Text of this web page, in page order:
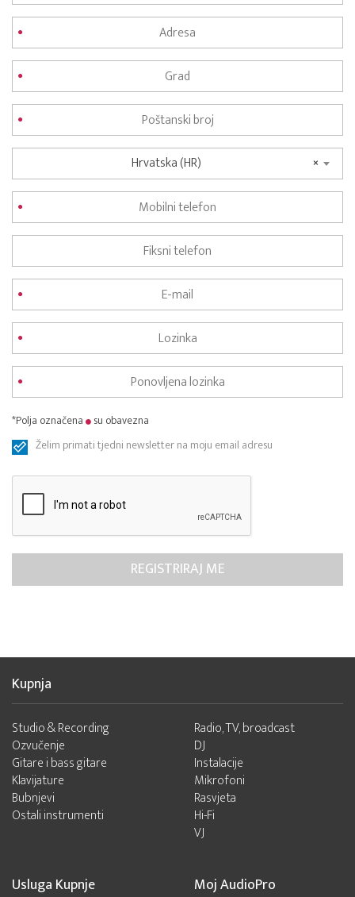
×
Hrvatska (HR)
*Polja označena
su obavezna
Želim primati tjedni newsletter na moju email adresu
Kupnja
Studio & Recording
Ozvučenje
Gitare i bass gitare
Klavijature
Bubnjevi
Ostali instrumenti
Radio, TV, broadcast
DJ
Instalacije
Mikrofoni
Rasvjeta
Hi-Fi
VJ
Usluga Kupnje Moj AudioPro